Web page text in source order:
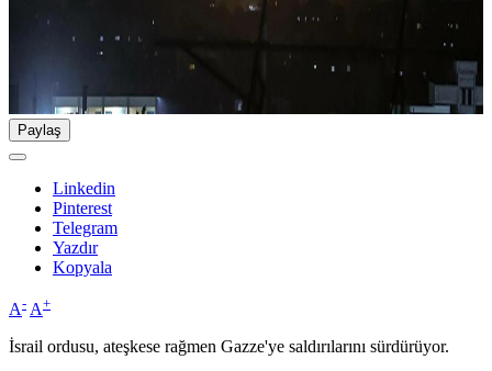
Paylaş
Linkedin
Pinterest
Telegram
Yazdır
Kopyala
A- A+
İsrail ordusu, ateşkese rağmen Gazze'ye saldırılarını sürdürüyor.